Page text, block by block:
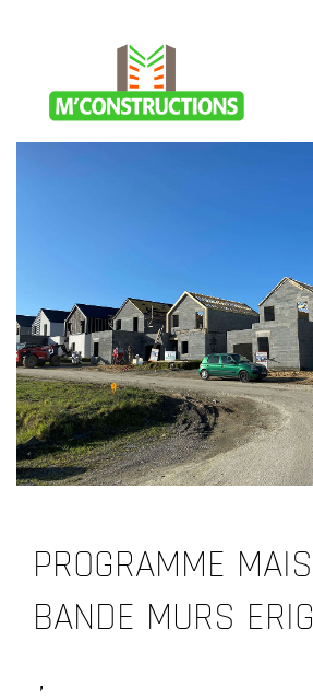
PROGRAMME
BANDE MURS
,